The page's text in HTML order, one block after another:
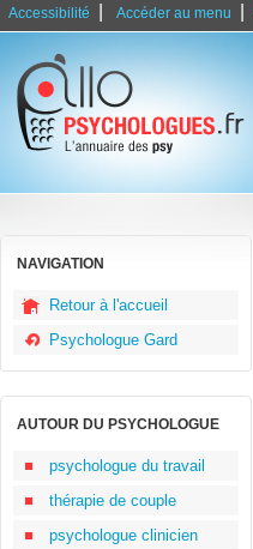
Accessibilité Accéder au menu
NAVIGATION
Retour à l'accueil
Psychologue Gard
AUTOUR DU PSYCHOLOGUE
psychologue du travail
thérapie de couple
psychologue clinicien